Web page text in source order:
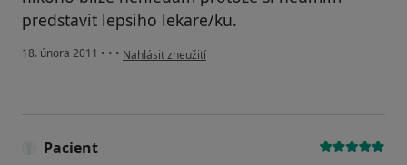
predstavit lepsiho lekare/ku.
18. února 2011 • • • podle názoru uživatele Pacient
Nahlásit zneužití
Pacient